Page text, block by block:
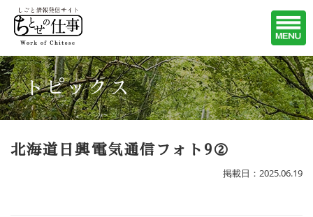
トピックス
北海道日興電気通信フォト9②
掲載日：2025.06.19